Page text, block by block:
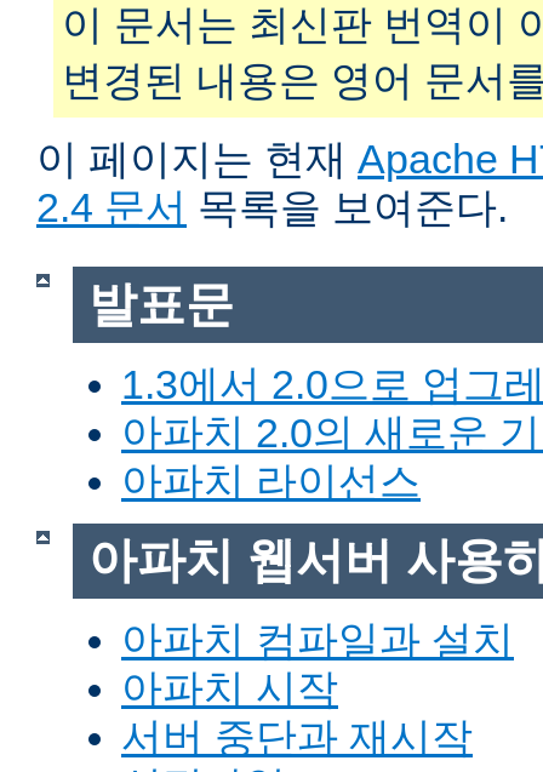
이 문서는 최신판 번역이
변경된 내용은 영어 문서
이 페이지는 현재 Apache
2.4 문서 목록을 보여준다.
발표문
1.3에서 2.0으로 업그
아파치 2.0의 새로운
아파치 라이선스
아파치 웹서버 사용
아파치 컴파일과 설치
아파치 시작
서버 중단과 재시작